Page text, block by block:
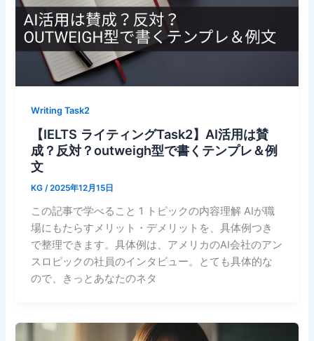
Writing Task2
【IELTS ライティングTask2】AI活用は賛
成？反対？outweigh型で書くテンプレ＆例
文
KG/2025年12月15日
この記事で学べること 1 トピックの内容理解 AIが職
場にもたらすメリット・デメリットを、具体例つき
で整理できます。具体例は、アメリカのAI会社のアン
スロピックの社員のインタビュー。とても具体的な
ので、きっとあなたのネタ